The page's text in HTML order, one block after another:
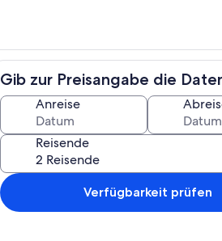
Gib zur Preisangabe die
Anreise
Reisende
Verfügbarkeit prüfen